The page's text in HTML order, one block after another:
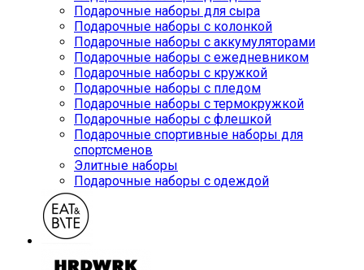
Подарочные наборы для сыра
Подарочные наборы с колонкой
Подарочные наборы с аккумуляторами
Подарочные наборы с ежедневником
Подарочные наборы с кружкой
Подарочные наборы с пледом
Подарочные наборы с термокружкой
Подарочные наборы с флешкой
Подарочные спортивные наборы для
спортсменов
Элитные наборы
Подарочные наборы с одеждой